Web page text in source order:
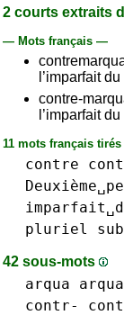
2 courts extraits
— Mots français —
l’imparfait
contre-
l’imparfait
11 mots français
contre
pluriel
42 sous-mots
arqua
contr-